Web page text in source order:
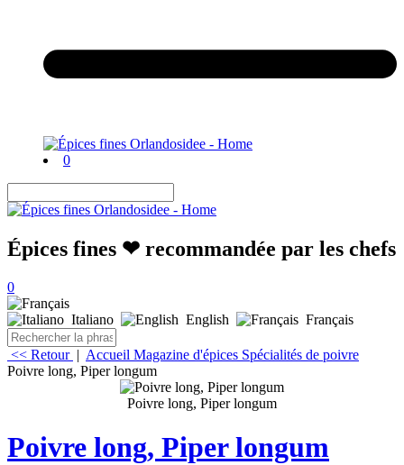
0
Épices fines ❤ recommandée par les chefs
0
Italiano English Français
<< Retour | Accueil Magazine d'épices Spécialités de poivre
Poivre long, Piper longum
Poivre long, Piper longum
Poivre long, Piper longum